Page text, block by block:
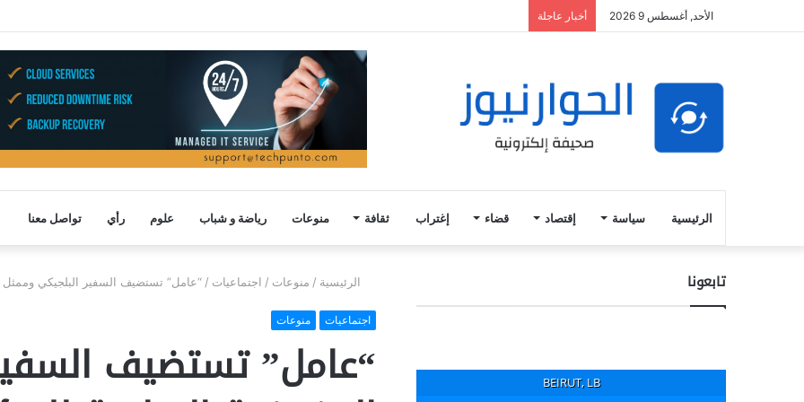
الأحد, أغسطس 9 2026 أخبار عاجلة
الرئيسية سياسة إقتصاد قضاء إغتراب ثقافة منوعات رياضة و شباب علوم رأي تواصل معنا
الرئيسية / منوعات / اجتماعيات / “عامل” تستضيف السفير البلجيكي وممثل
اجتماعيات منوعات
“عامل” تستضيف
تابعونا
BEIRUT, LB